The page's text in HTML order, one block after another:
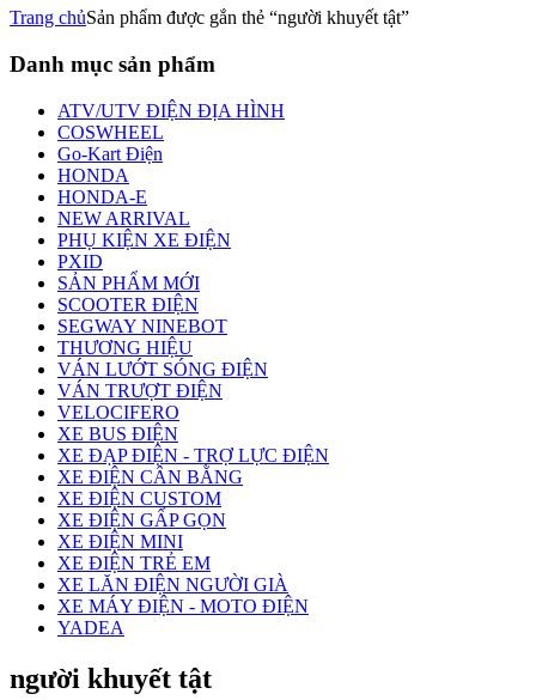
Trang chủSản phẩm được gắn thẻ “người khuyết tật”
Danh mục sản phẩm
ATV/UTV ĐIỆN ĐỊA HÌNH
COSWHEEL
Go-Kart Điện
HONDA
HONDA-E
NEW ARRIVAL
PHỤ KIỆN XE ĐIỆN
PXID
SẢN PHẨM MỚI
SCOOTER ĐIỆN
SEGWAY NINEBOT
THƯƠNG HIỆU
VÁN LƯỚT SÓNG ĐIỆN
VÁN TRƯỢT ĐIỆN
VELOCIFERO
XE BUS ĐIỆN
XE ĐẠP ĐIỆN - TRỢ LỰC ĐIỆN
XE ĐIỆN CÂN BẰNG
XE ĐIỆN CUSTOM
XE ĐIỆN GẤP GỌN
XE ĐIỆN MINI
XE ĐIỆN TRẺ EM
XE LĂN ĐIỆN NGƯỜI GIÀ
XE MÁY ĐIỆN - MOTO ĐIỆN
YADEA
người khuyết tật